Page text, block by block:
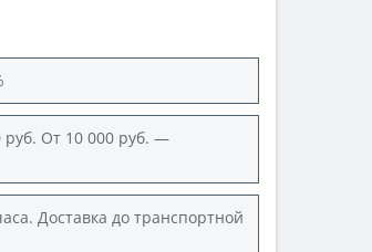
От 10 000 руб. —
Доставка до транспортной